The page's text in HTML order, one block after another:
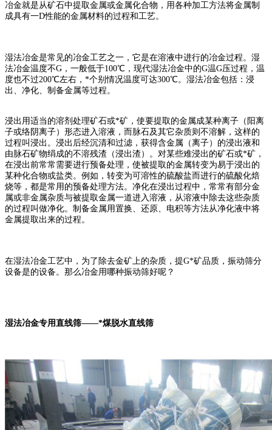
冶金就是从矿石中提取金属或金属化合物，用各种加工方法将金属制
成具有一D性能的金属材料的过程和工艺。
湿法冶金是常见的冶金工艺之一，它是在溶液中进行的冶金过程。湿
法冶金温度不G，一般低于100℃，现代湿法冶金中的G温G压过程，温
度也不过200℃左右，*个别情况温度可达300℃。湿法冶金包括：浸
出、净化、制备金属等过程。
浸出用适当的溶剂处理矿石或*矿，使要提取的金属成某种离子（阳离
子或络阴离子）形态进入溶液，而脉石及其它杂质则不溶解，这样的
过程叫浸出。浸出后经沉清和过滤，获得含金属（离子）的浸出液和
由脉石矿物绢成的不溶残渣（浸出渣）。对某些难浸出的矿石或*矿，
在浸出前常常需要进行预备处理，使被提取的金属转变为易于浸出的
某种化合物或盐类。例如，转变为可溶性的硫酸盐而进行的硫酸化焙
烧等，都是常用的预备处理方法。净化在浸出过程中，常常有部分金
属或非金属杂质与被提取金属一道进入溶液，从溶液中除去这些杂质
的过程叫做净化。制备金属用置换、还原、电积等方法从净化液中将
金属提取出来的过程。
在湿法冶金工艺中，为了除去金矿上的杂质，提G*矿品质，振动筛分
设备是的设备。那么冶金用哪种振动筛好呢？
湿法冶金专用直线筛——*煤脱水直线筛